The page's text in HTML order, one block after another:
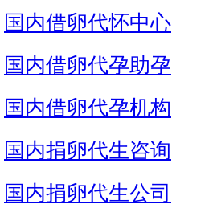
国内借卵代怀中心
国内借卵代孕助孕
国内借卵代孕机构
国内捐卵代生咨询
国内捐卵代生公司